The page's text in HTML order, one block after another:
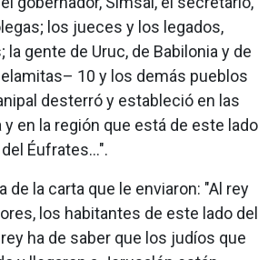
los jueces y los legados,
gente de Uruc, de Babilonia y de
10 y los demás pueblos
desterró y estableció en las
en la región que está de este lado
del Éufrates...".
de la carta que le enviaron: "Al rey
los habitantes de este lado del
ha de saber que los judíos que